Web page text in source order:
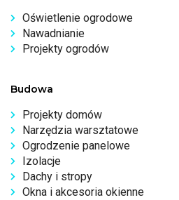
Oświetlenie ogrodowe
Nawadnianie
Projekty ogrodów
Budowa
Projekty domów
Narzędzia warsztatowe
Ogrodzenie panelowe
Izolacje
Dachy i stropy
Okna i akcesoria okienne